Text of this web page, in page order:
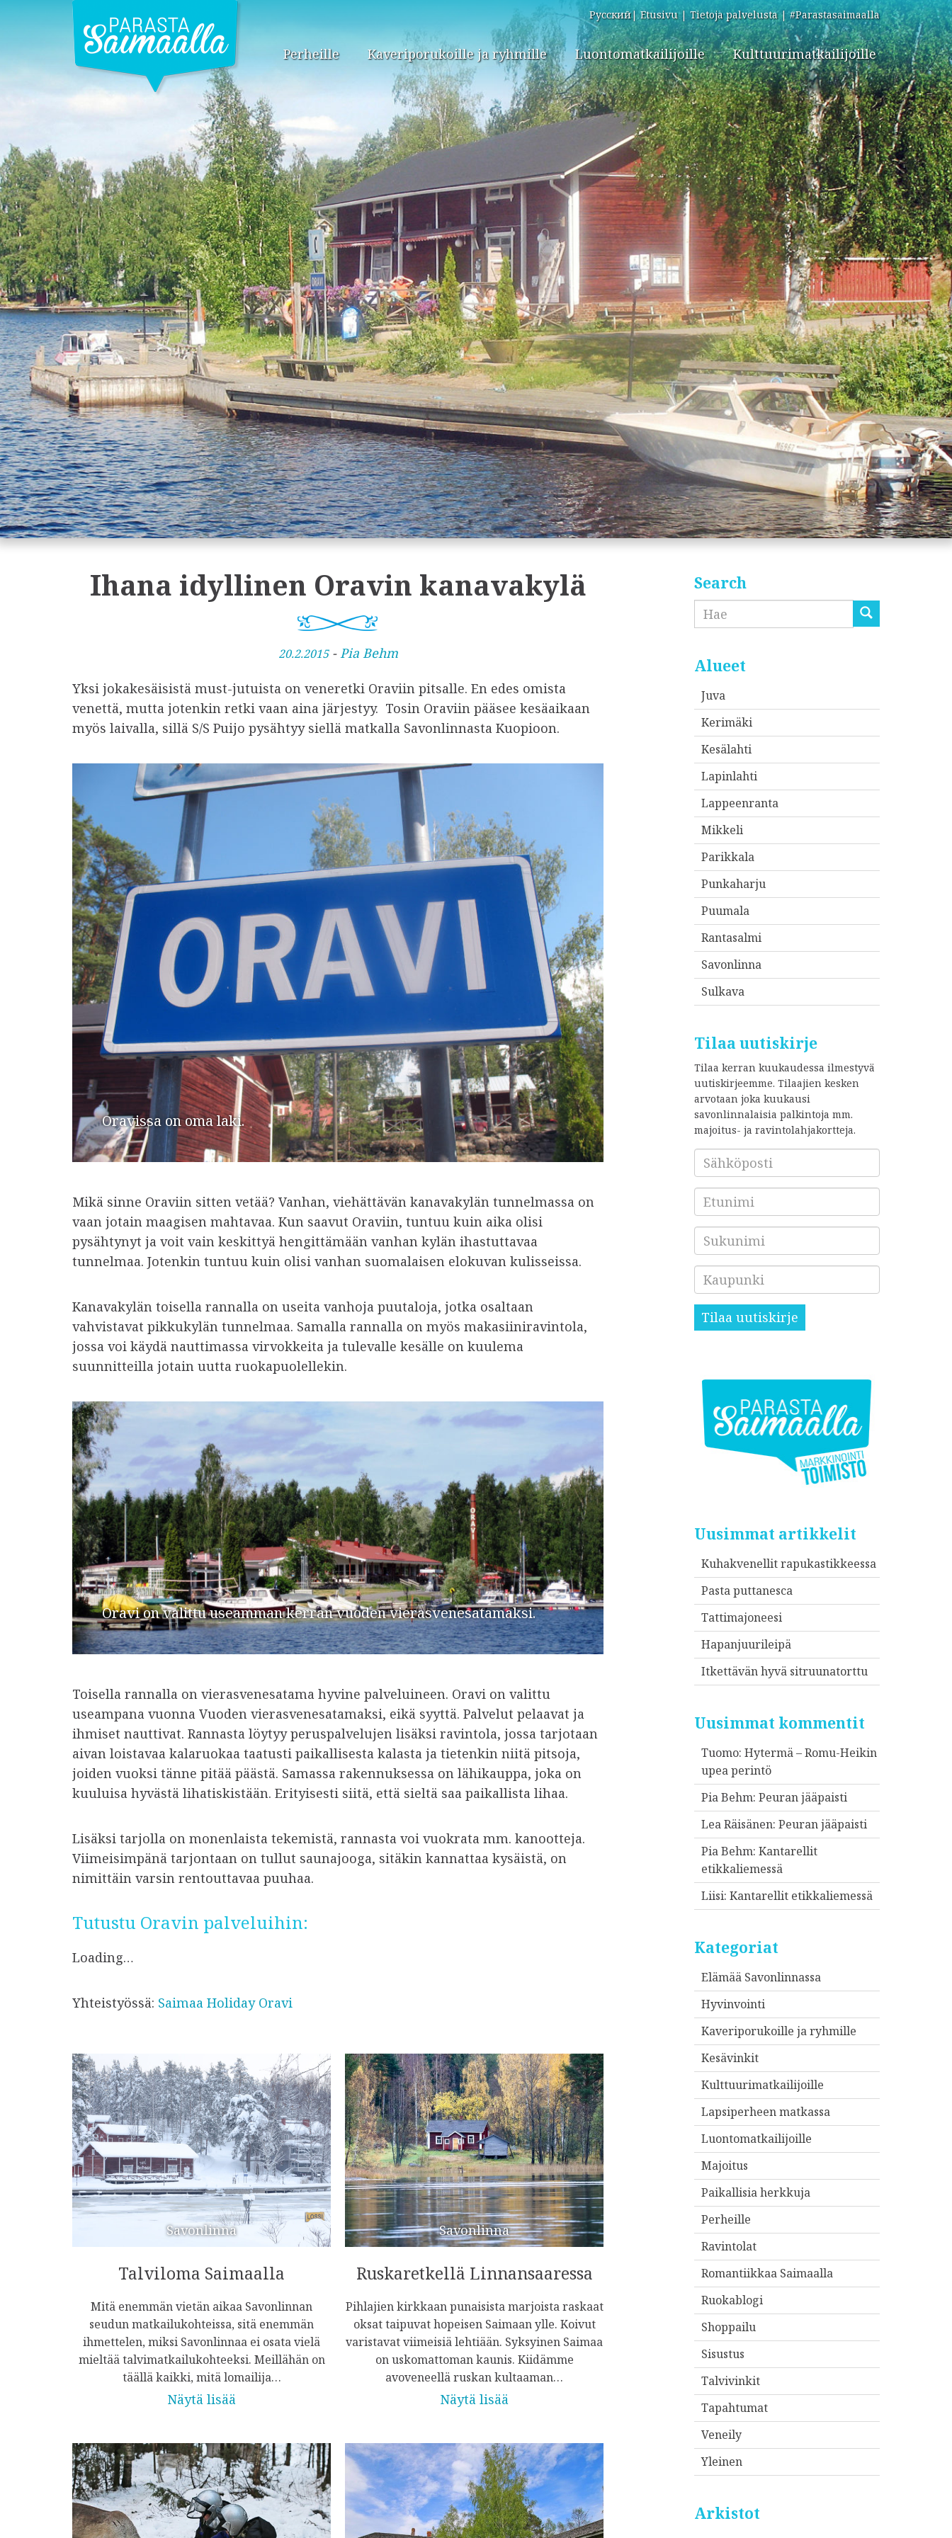
Русский Etusivu Tietoja palvelusta #Parastasaimaalla
Perheille Kaveriporukoille ja ryhmille Luontomatkailijoille Kulttuurimatkailijoille
Ihana idyllinen Oravin kanavakylä
J
l
k
a
s
20.2.2015-Pia Behm
Yksi jokakesäisistä must-jutuista on veneretki Oraviin pitsalle. En edes omista
venettä, mutta jotenkin retki vaan aina järjestyy. Tosin Oraviin pääsee kesäaikaan
myös laivalla, sillä S/S Puijo pysähtyy siellä matkalla Savonlinnasta Kuopioon.
Oravissa on oma laki.
Mikä sinne Oraviin sitten vetää? Vanhan, viehättävän kanavakylän tunnelmassa on
vaan jotain maagisen mahtavaa. Kun saavut Oraviin, tuntuu kuin aika olisi
pysähtynyt ja voit vain keskittyä hengittämään vanhan kylän ihastuttavaa
tunnelmaa. Jotenkin tuntuu kuin olisi vanhan suomalaisen elokuvan kulisseissa.
Kanavakylän toisella rannalla on useita vanhoja puutaloja, jotka osaltaan
vahvistavat pikkukylän tunnelmaa. Samalla rannalla on myös makasiiniravintola,
jossa voi käydä nauttimassa virvokkeita ja tulevalle kesälle on kuulema
suunnitteilla jotain uutta ruokapuolellekin.
Oravi on valittu useamman kerran vuoden vierasvenesatamaksi.
Toisella rannalla on vierasvenesatama hyvine palveluineen. Oravi on valittu
useampana vuonna Vuoden vierasvenesatamaksi, eikä syyttä. Palvelut pelaavat ja
ihmiset nauttivat. Rannasta löytyy peruspalvelujen lisäksi ravintola, jossa tarjotaan
aivan loistavaa kalaruokaa taatusti paikallisesta kalasta ja tietenkin niitä pitsoja,
joiden vuoksi tänne pitää päästä. Samassa rakennuksessa on lähikauppa, joka on
kuuluisa hyvästä lihatiskistään. Erityisesti siitä, että sieltä saa paikallista lihaa.
Lisäksi tarjolla on monenlaista tekemistä, rannasta voi vuokrata mm. kanootteja.
Viimeisimpänä tarjontaan on tullut saunajooga, sitäkin kannattaa kysäistä, on
nimittäin varsin rentouttavaa puuhaa.
Tutustu Oravin palveluihin:
Loading…
Yhteistyössä: Saimaa Holiday Oravi
Savonlinna
Talviloma Saimaalla
Mitä enemmän vietän aikaa Savonlinnan
seudun matkailukohteissa, sitä enemmän
ihmettelen, miksi Savonlinnaa ei osata vielä
mieltää talvimatkailukohteeksi. Meillähän on
täällä kaikki, mitä lomailija…
Näytä lisää
Savonlinna
Ruskaretkellä Linnansaaressa
Pihlajien kirkkaan punaisista marjoista raskaat
oksat taipuvat hopeisen Saimaan ylle. Koivut
varistavat viimeisiä lehtiään. Syksyinen Saimaa
on uskomattoman kaunis. Kiidämme
avoveneellä ruskan kultaaman…
Näytä lisää
Search
Etsi
Alueet
Juva
Kerimäki
Kesälahti
Lapinlahti
Lappeenranta
Mikkeli
Parikkala
Punkaharju
Puumala
Rantasalmi
Savonlinna
Sulkava
Tilaa uutiskirje
Tilaa kerran kuukaudessa ilmestyvä
uutiskirjeemme. Tilaajien kesken
arvotaan joka kuukausi
savonlinnalaisia palkintoja mm.
majoitus- ja ravintolahjakortteja.
Sähköposti
Etunimi
Sukunimi
Kaupunki
Tilaa uutiskirje
Uusimmat artikkelit
Kuhakvenellit rapukastikkeessa
Pasta puttanesca
Tattimajoneesi
Hapanjuurileipä
Itkettävän hyvä sitruunatorttu
Uusimmat kommentit
Tuomo: Hytermä – Romu-Heikin
upea perintö
Pia Behm: Peuran jääpaisti
Lea Räisänen: Peuran jääpaisti
Pia Behm: Kantarellit
etikkaliemessä
Liisi: Kantarellit etikkaliemessä
Kategoriat
Elämää Savonlinnassa
Hyvinvointi
Kaveriporukoille ja ryhmille
Kesävinkit
Kulttuurimatkailijoille
Lapsiperheen matkassa
Luontomatkailijoille
Majoitus
Paikallisia herkkuja
Perheille
Ravintolat
Romantiikkaa Saimaalla
Ruokablogi
Shoppailu
Sisustus
Talvivinkit
Tapahtumat
Veneily
Yleinen
Arkistot